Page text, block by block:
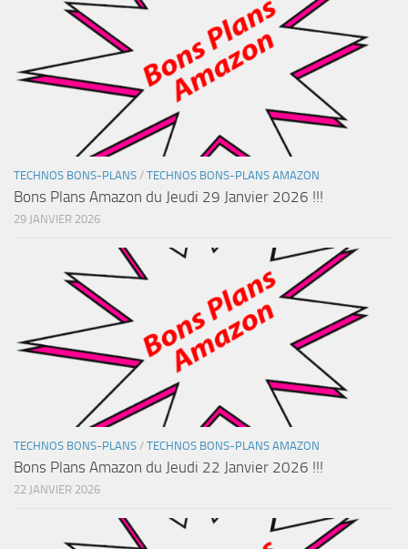
TECHNOS BONS-PLANS / TECHNOS BONS-PLANS AMAZON
Bons Plans Amazon du Jeudi 29 Janvier 2026 !!!
29 JANVIER 2026
TECHNOS BONS-PLANS / TECHNOS BONS-PLANS AMAZON
Bons Plans Amazon du Jeudi 22 Janvier 2026 !!!
22 JANVIER 2026